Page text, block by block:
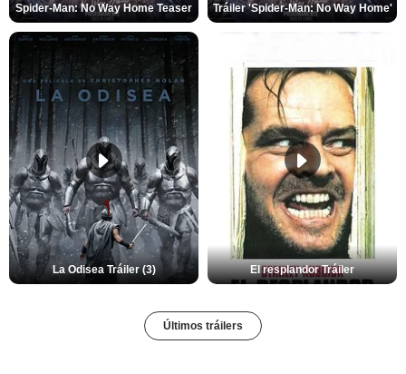
Spider-Man: No Way Home Teaser Tráiler 'Spider-Man: No Way Home'
La Odisea Tráiler (3) El resplandor Tráiler
Últimos tráilers